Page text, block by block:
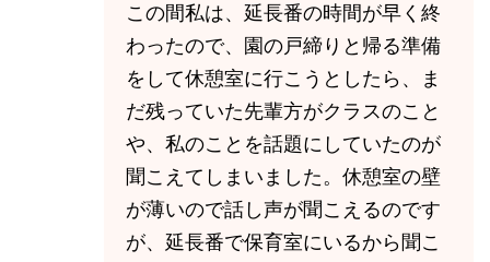
この間私は、延長番の時間が早く終
わったので、園の戸締りと帰る準備
をして休憩室に行こうとしたら、ま
だ残っていた先輩方がクラスのこと
や、私のことを話題にしていたのが
聞こえてしまいました。休憩室の壁
が薄いので話し声が聞こえるのです
が、延長番で保育室にいるから聞こ